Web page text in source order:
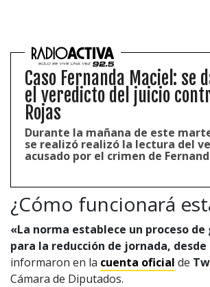
Caso Fernanda Maciel: se
el veredicto del juicio
Rojas
Durante la mañana de este
se realizó realizó la lectura del
acusado por el crimen de
¿Cómo funcionará
«La norma establece un proceso
para la reducción de jornada,
informaron en la cuenta oficial de
Cámara de Diputados.